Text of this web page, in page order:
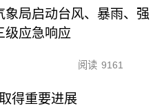
象局启动台风、暴雨、强
级应急响应
阅读 9161
得重要进展